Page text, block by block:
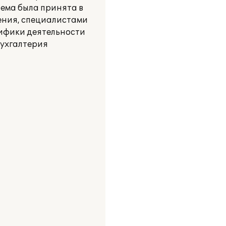
была принята в
специалистами
деятельности